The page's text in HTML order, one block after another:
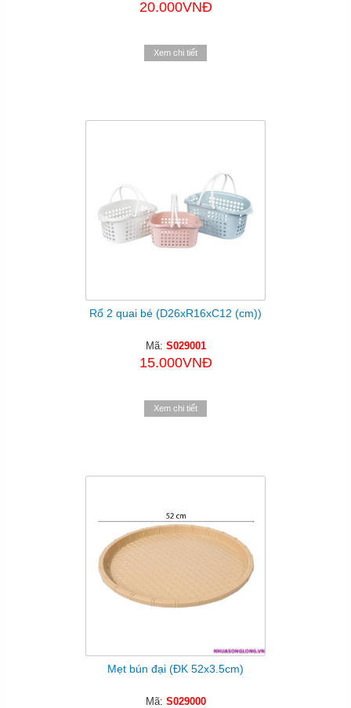
20.000VNĐ
Xem chi tiết
Rổ 2 quai bé (D26xR16xC12 (cm))
Mã: S029001
15.000VNĐ
Xem chi tiết
Mẹt bún đại (ĐK 52x3.5cm)
Mã: S029000